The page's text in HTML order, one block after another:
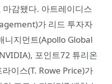
감됐다. 아트레이디스
가 리드 투자자
니지먼트(Apollo Global
포인트72 튜리온
이스(T. Rowe Price)가